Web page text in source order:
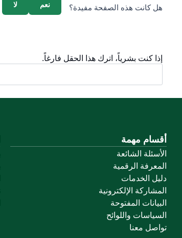
هل كانت هذه الصفحة مفيدة؟ لا نعم
إذا كنت بشرياً، اترك هذا الحقل فارغاً.
أقسام مهمة
الأسئلة الشائعة
المعرفة الرقمية
دليل الخدمات
المشاركة الإلكترونية
البيانات المفتوحة
السياسات واللوائح
تواصل معنا